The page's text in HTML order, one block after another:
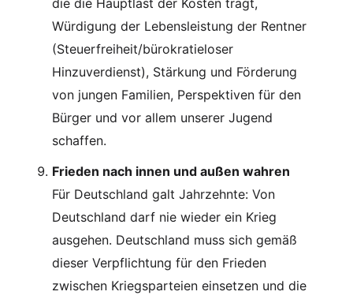
Würdigung der Lebensleistung der Rentner
(Steuerfreiheit/bürokratieloser
Hinzuverdienst), Stärkung und Förderung
von jungen Familien, Perspektiven für den
Bürger und vor allem unserer Jugend
schaffen.
Frieden nach innen und außen wahren
Für Deutschland galt Jahrzehnte: Von
Deutschland darf nie wieder ein Krieg
ausgehen. Deutschland muss sich gemäß
dieser Verpflichtung für den Frieden
zwischen Kriegsparteien einsetzen und die